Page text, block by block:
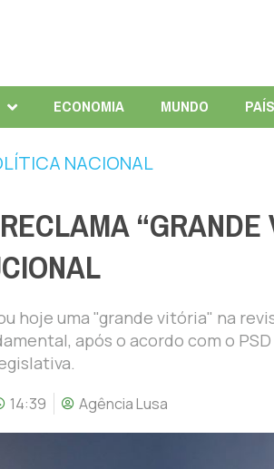
ECONOMIA MUNDO PAÍS
NACIONAL
hoje uma "grande vitória" na
após o acordo com o
14:39 Agência Lusa